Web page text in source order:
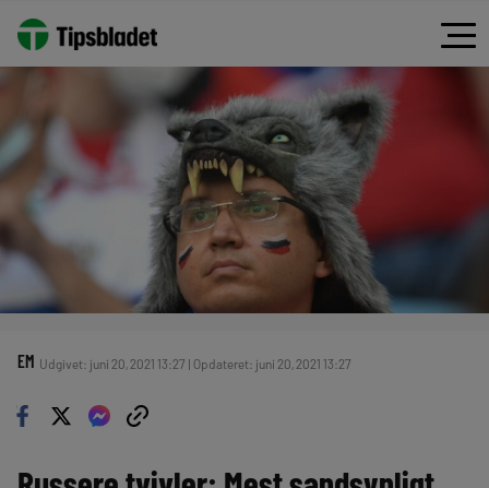
EM Udgivet: juni 20, 2021 13:27 | Opdateret: juni 20, 2021 13:27